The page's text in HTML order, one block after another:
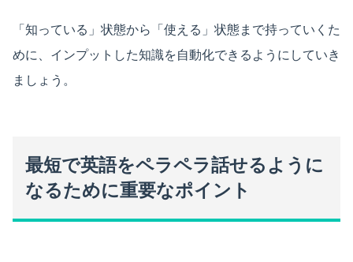
「知っている」状態から「使える」状態まで持っていくた
めに、インプットした知識を自動化できるようにしていき
ましょう。
最短で英語をペラペラ話せるように
なるために重要なポイント